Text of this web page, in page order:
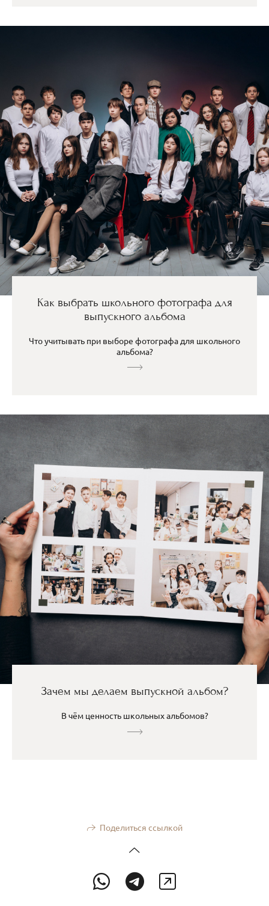
Как выбрать школьного фотографа для
выпускного альбома
Что учитывать при выборе фотографа для школьного
альбома?
Зачем мы делаем выпускной альбом?
В чём ценность школьных альбомов?
Поделиться ссылкой